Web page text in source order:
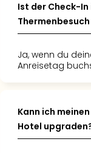
Ist der Check-
Ja, wenn du
Anreisetag
Kann ich
Hotel